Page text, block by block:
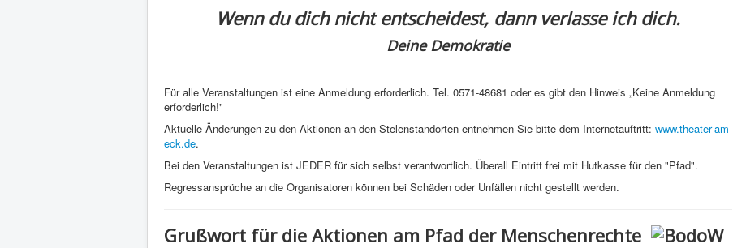
Wenn du dich nicht entscheidest, dann verlasse ich dich.
Deine Demokratie
Für alle Veranstaltungen ist eine Anmeldung erforderlich. Tel. 0571-48681 oder es gibt den Hinweis „Keine Anmeldung
erforderlich!"
Aktuelle Änderungen zu den Aktionen an den Stelenstandorten entnehmen Sie bitte dem Internetauftritt: www.theater-am-
eck.de.
Bei den Veranstaltungen ist JEDER für sich selbst verantwortlich. Überall Eintritt frei mit Hutkasse für den "Pfad".
Regressansprüche an die Organisatoren können bei Schäden oder Unfällen nicht gestellt werden.
Grußwort für die Aktionen am Pfad der Menschenrechte